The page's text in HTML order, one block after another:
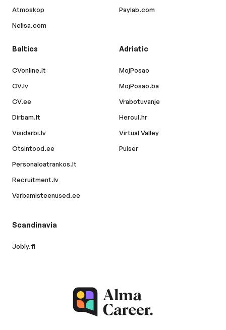
Atmoskop
Nelisa.com
Paylab.com
Baltics
CVonline.lt
CV.lv
CV.ee
Dirbam.lt
Visidarbi.lv
Otsintood.ee
Personaloatrankos.lt
Recruitment.lv
Varbamisteenused.ee
Adriatic
MojPosao
MojPosao.ba
Vrabotuvanje
Hercul.hr
Virtual Valley
Pulser
Scandinavia
Jobly.fi